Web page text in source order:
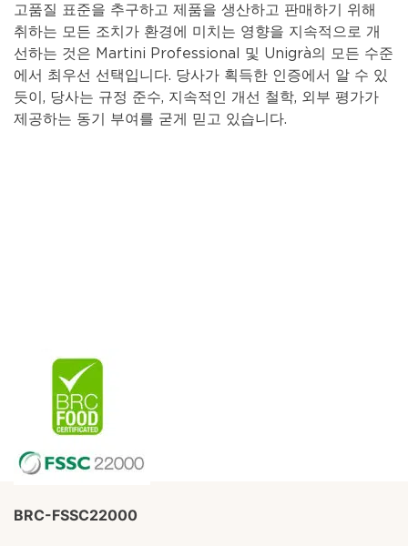
고품질 표준을 추구하고 제품을 생산하고 판매하기 위해
취하는 모든 조치가 환경에 미치는 영향을 지속적으로 개
선하는 것은 Martini Professional 및 Unigrà의 모든 수준
에서 최우선 선택입니다. 당사가 획득한 인증에서 알 수 있
듯이, 당사는 규정 준수, 지속적인 개선 철학, 외부 평가가
제공하는 동기 부여를 굳게 믿고 있습니다.
BRC-FSSC22000